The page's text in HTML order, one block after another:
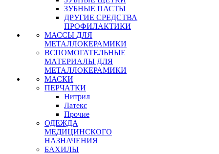
ЗУБНЫЕ ПАСТЫ
ДРУГИЕ СРЕДСТВА
ПРОФИЛАКТИКИ
МАССЫ ДЛЯ
МЕТАЛЛОКЕРАМИКИ
ВСПОМОГАТЕЛЬНЫЕ
МАТЕРИАЛЫ ДЛЯ
МЕТАЛЛОКЕРАМИКИ
МАСКИ
ПЕРЧАТКИ
Нитрил
Латекс
Прочие
ОДЕЖДА
МЕДИЦИНСКОГО
НАЗНАЧЕНИЯ
БАХИЛЫ